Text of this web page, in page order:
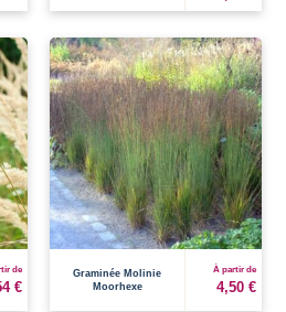
de
€
Graminée Molinie
Moorhexe
À partir de
4,50 €